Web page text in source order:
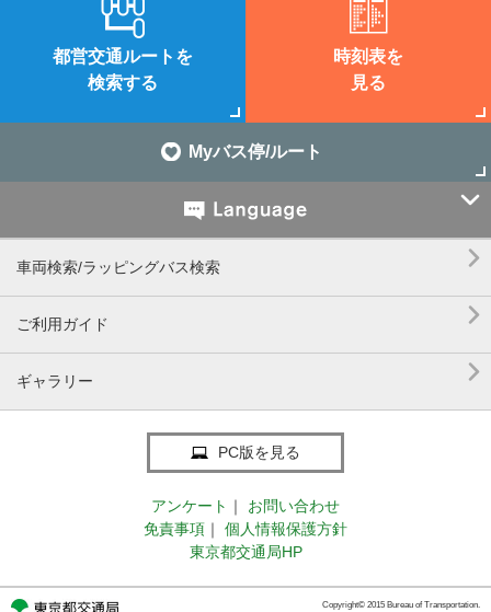
都営交通ルートを
検索する
時刻表を
見る
Myバス停/ルート

車両検索/ラッピングバス検索 
ご利用ガイド 
ギャラリー 
PC版を見る
アンケート ｜
お問い合わせ
免責事項 ｜
個人情報保護方針
東京都交通局HP
Copyright© 2015 Bureau of Transportation.